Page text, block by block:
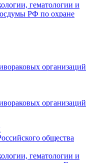
гематологии и
РФ по охране
организаций
организаций
общества
гематологии и